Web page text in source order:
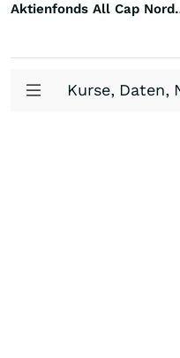
Kurse, Daten,